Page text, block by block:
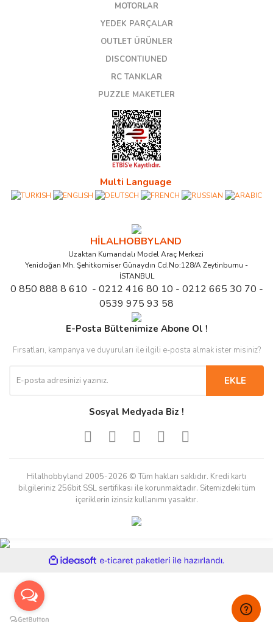
MOTORLAR
YEDEK PARÇALAR
OUTLET ÜRÜNLER
DISCONTIUNED
RC TANKLAR
PUZZLE MAKETLER
Multi Language
HİLALHOBBYLAND
Uzaktan Kumandalı Model Araç Merkezi
Yenidoğan Mh. Şehitkomiser Günaydın Cd.No:128/A Zeytinburnu -
İSTANBUL
0 850 888 8 610 - 0212 416 80 10 - 0212 665 30 70 -
0539 975 93 58
E-Posta Bültenimize Abone Ol !
Fırsatları, kampanya ve duyuruları ile ilgili e-posta almak ister misiniz?
EKLE
Sosyal Medyada Biz !
Hilalhobbyland 2005-2026 © Tüm hakları saklıdır. Kredi kartı
bilgileriniz 256bit SSL sertifikası ile korunmaktadır. Sitemizdeki tüm
içeriklerin izinsiz kullanımı yasaktır.
ideasoft
e-